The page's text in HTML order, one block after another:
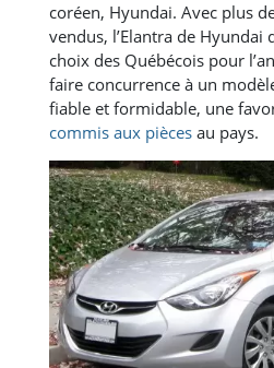
coréen, Hyundai. Avec plus
vendus, l’Elantra de Hyundai
choix des Québécois pour
faire concurrence à un
fiable et formidable, une
commis aux pièces au pays.